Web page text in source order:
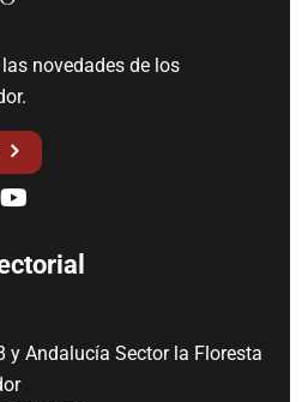
novedades de los
y Andalucía Sector la Floresta